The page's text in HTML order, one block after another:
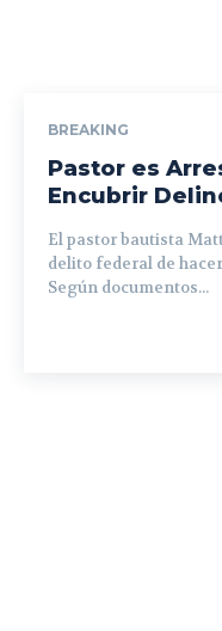
BREAKING
Pastor es
Encubrir
El pastor bautista
delito federal de
Según documentos...